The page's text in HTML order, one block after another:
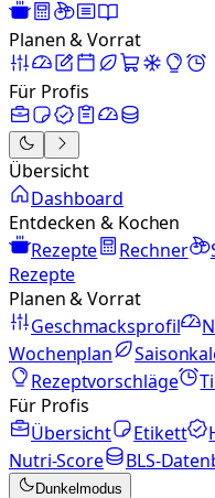
Planen & Vorrat
Für Profis
Übersicht
Dashboard
Entdecken & Kochen
Rezepte
Rechner
Rezepte
Planen & Vorrat
Geschmacksprofil
Wochenplan
Rezeptvorschläge
Für Profis
Übersicht
Etikett
Nutri-Score
BLS-
Dunkelmodus